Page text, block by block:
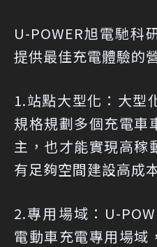
U-POWER旭電馳科
提供最佳充電體驗的
1.站點大型化：大型
規格規劃多個充電車
主，也才能實現高稼
有足夠空間建設高成
2.專用場域：U-
電動車充電專用場域